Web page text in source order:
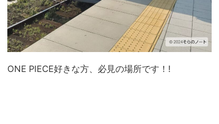
ONE PIECE好きな方、必見の場所です！!